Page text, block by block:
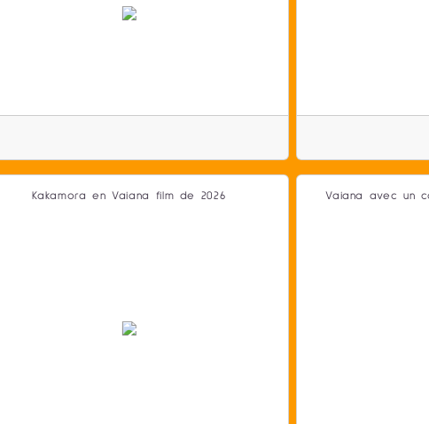
Kakamora en Vaiana film de 2026
Vaiana avec un